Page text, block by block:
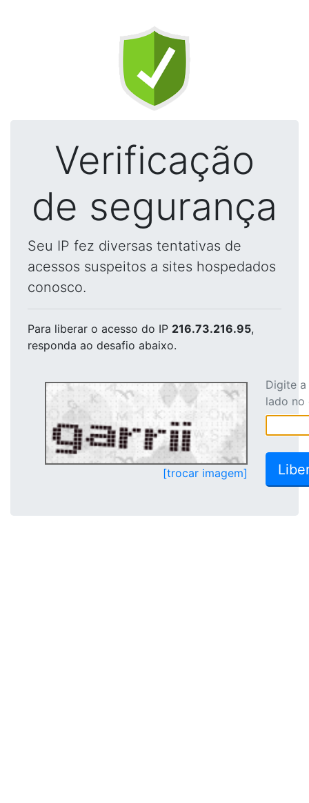
Verificação
de segurança
Seu IP fez diversas tentativas de
acessos suspeitos a sites hospedados
conosco.
Para liberar o acesso do IP 216.73.216.95,
responda ao desafio abaixo.
[trocar imagem]
Digite
lado no